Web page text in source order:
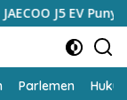
Jawaban yang
Parlemen